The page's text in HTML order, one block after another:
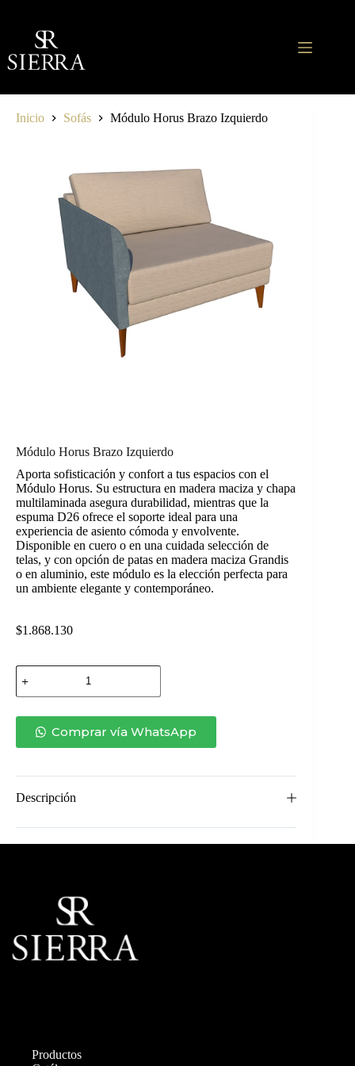
contenido
Inicio Sofás Módulo Horus Brazo Izquierdo
Módulo Horus Brazo Izquierdo
Aporta sofisticación y confort a tus espacios con el
Módulo Horus. Su estructura en madera maciza y chapa
multilaminada asegura durabilidad, mientras que la
espuma D26 ofrece el soporte ideal para una
experiencia de asiento cómoda y envolvente.
Disponible en cuero o en una cuidada selección de
telas, y con opción de patas en madera maciza Grandis
o en aluminio, este módulo es la elección perfecta para
un ambiente elegante y contemporáneo.
$1.868.130
Módulo
Horus
Brazo
cantidadComprar vía WhatsApp
Descripción
Productos